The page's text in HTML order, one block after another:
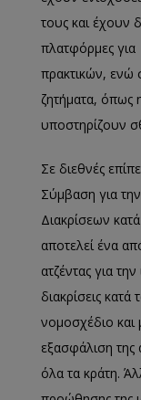
τους και έχουν
πλατφόρμες για
πρακτικών, ενώ
ζητήματα, όπως
υποστηρίζουν
Σε διεθνές
Σύμβαση για
Διακρίσεων
αποτελεί ένα
ατζέντας για
διακρίσεις
νομοσχέδιο και
εξασφάλιση
όλα τα κράτη.